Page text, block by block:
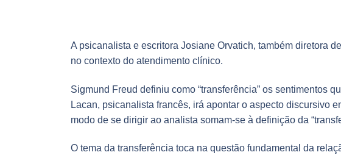
A psicanalista e escritora Josiane Orvatich, também diretora
no contexto do atendimento clínico.
Sigmund Freud definiu como “transferência” os sentimentos
Lacan, psicanalista francês, irá apontar o aspecto discursivo
modo de se dirigir ao analista somam-se à definição da
O tema da transferência toca na questão fundamental da